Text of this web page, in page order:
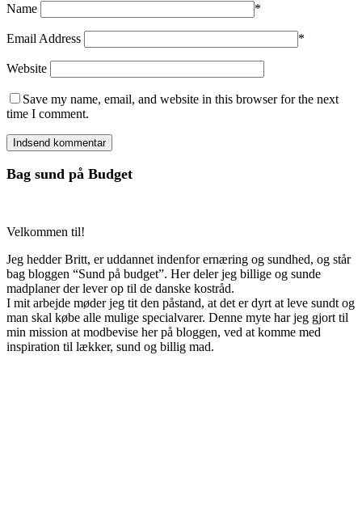
Name *
Email Address *
Website
Save my name, email, and website in this browser for the next
time I comment.
Bag sund på Budget
Velkommen til!
Jeg hedder Britt, er uddannet indenfor ernæring og sundhed, og står
bag bloggen “Sund på budget”. Her deler jeg billige og sunde
madplaner der lever op til de danske kostråd.
I mit arbejde møder jeg tit den påstand, at det er dyrt at leve sundt og
man skal købe alle mulige specialvarer. Denne myte har jeg gjort til
min mission at modbevise her på bloggen, ved at komme med
inspiration til lækker, sund og billig mad.